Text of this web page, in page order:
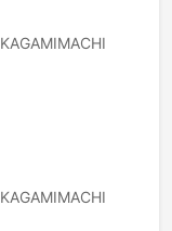
KAGAMIMACHI
KAGAMIMACHI